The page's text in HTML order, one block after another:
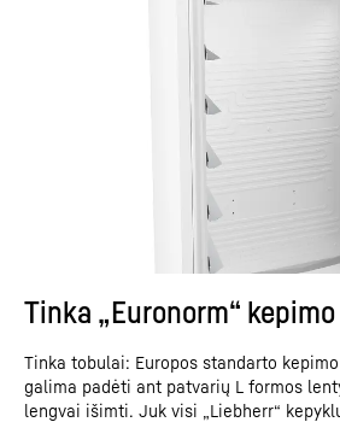
Tinka „Euronorm“
Tinka tobulai: Europos standarto
galima padėti ant patvarių L formos
lengvai išimti. Juk visi „Liebherr“